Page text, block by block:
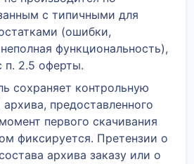
с типичными для
(ошибки,
функциональность),
п. 2.5 оферты.
сохраняет контрольную
предоставленного
первого скачивания
фиксируется. Претензии о
архива заказу или о